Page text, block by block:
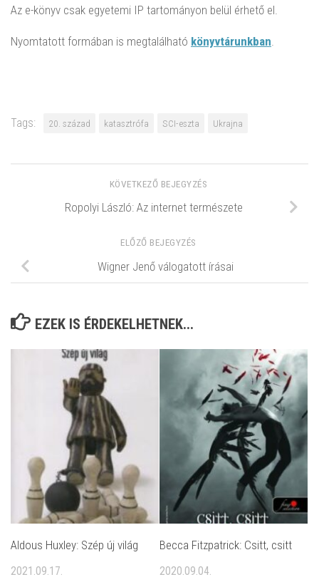
Az e-könyv csak egyetemi IP tartományon belül érhető el.
Nyomtatott formában is megtalálható könyvtárunkban
Tags: 20. század katasztrófa SCI-eszta Ukrajna
KÖVETKEZŐ BEJEGYZÉS
Ropolyi László: Az internet természete
ELŐZŐ BEJEGYZÉS
Wigner Jenő válogatott írásai
EZEK IS ÉRDEKELHETNEK...
Aldous Huxley: Szép új világ
2021.09.17.
Becca Fitzpatrick: Csitt, csitt
2020.09.04.